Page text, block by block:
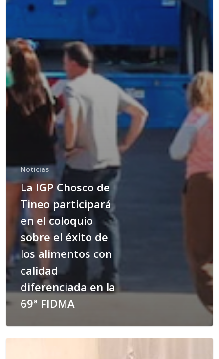
Noticias
La IGP Chosco de
Tineo participará
en el coloquio
sobre el éxito de
los alimentos con
calidad
diferenciada en la
69ª FIDMA